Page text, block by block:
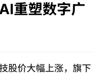
重塑数字广
股价大幅上涨，旗下